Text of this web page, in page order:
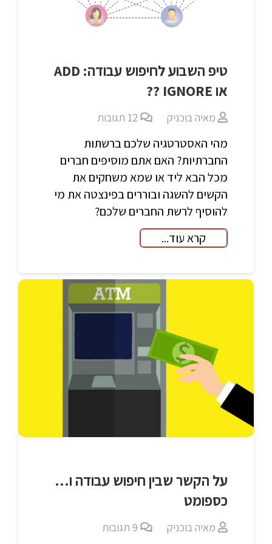
טיפ השבוע לחיפוש עבודה: ADD
או IGNORE ??
מאיה בוכניק 12 תגובות
מהי האסטרטגיה שלכם ברשתות
החברתיות? האם אתם מוסיפים חברים
מכל הבא ליד או שמא משחקים את
הקשים להשגה ובוררים בפינצטה את מי
להוסיף לרשת החברים שלכם?
קרא עוד...
על הקשר שבין חיפוש עבודה ו…
כספומט
מאיה בוכניק 9 תגובות